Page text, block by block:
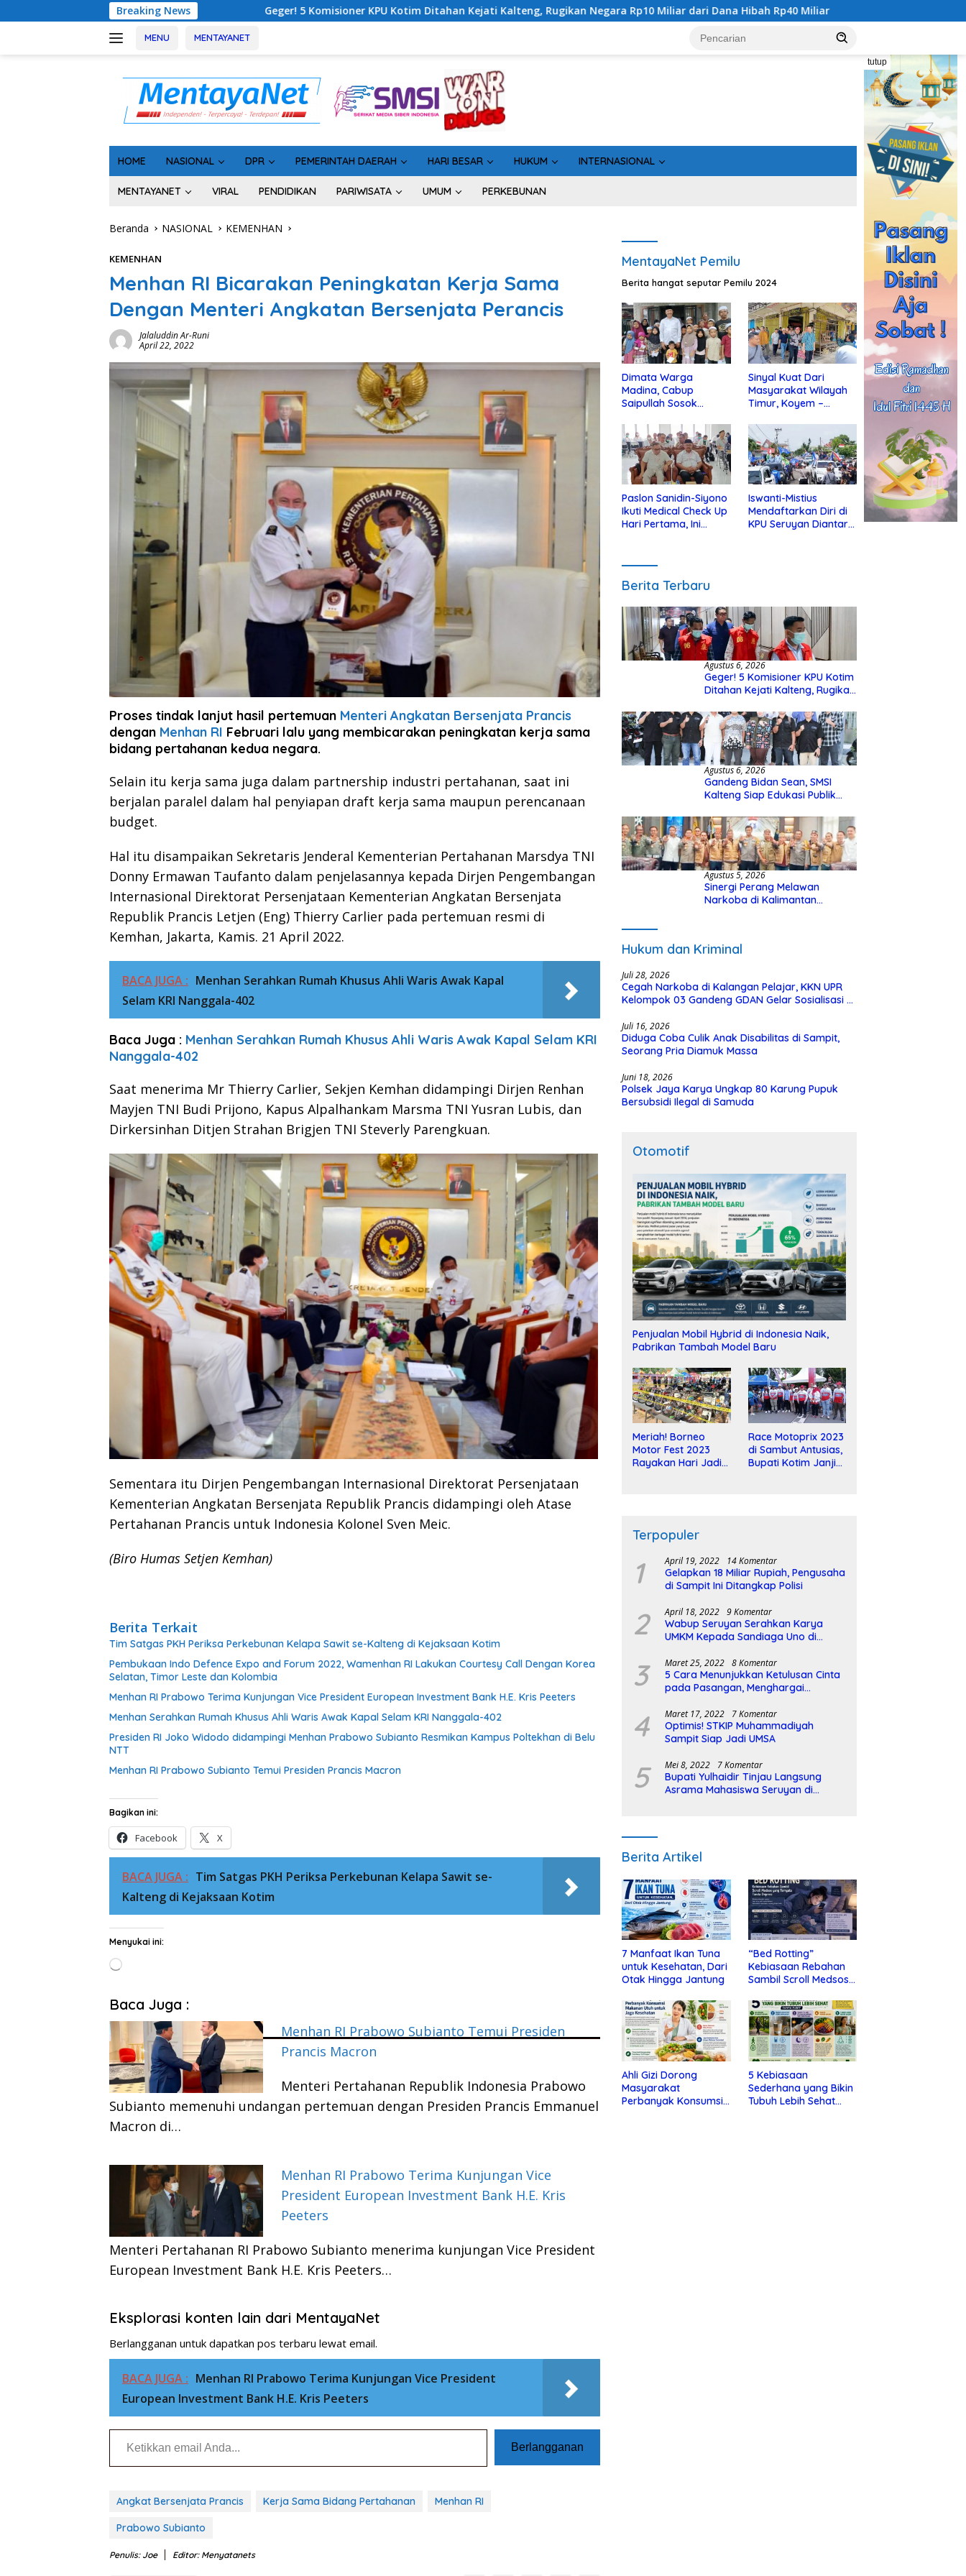
ke
Breaking News
Geger! 5 Komisioner KPU Kotim Ditahan Kejati Kalteng, Rugikan Negara Rp10 Miliar dari Dana Hibah Rp40 Miliar Gandeng Bidan Sean, SMSI Kalteng Siap Edukasi
MENU MENTAYANET
tutup
HOME NASIONAL DPR PEMERINTAH DAERAH HARI BESAR HUKUM INTERNASIONAL
MENTAYANET VIRAL PENDIDIKAN PARIWISATA UMUM PERKEBUNAN
Beranda NASIONAL KEMENHAN
KEMENHAN
Menhan RI Bicarakan Peningkatan Kerja Sama
Dengan Menteri Angkatan Bersenjata Perancis
Jalaluddin Ar-Runi
April 22, 2022
Proses tindak lanjut hasil pertemuan Menteri Angkatan Bersenjata Prancis
dengan Menhan RI Februari lalu yang membicarakan peningkatan kerja sama
bidang pertahanan kedua negara.
Selain itu kerja sama juga dalam partnership industri pertahanan, saat ini
berjalan paralel dalam hal penyiapan draft kerja sama maupun perencanaan
budget.
Hal itu disampaikan Sekretaris Jenderal Kementerian Pertahanan Marsdya TNI
Donny Ermawan Taufanto dalam penjelasannya kepada Dirjen Pengembangan
Internasional Direktorat Persenjataan Kementerian Angkatan Bersenjata
Republik Prancis Letjen (Eng) Thierry Carlier pada pertemuan resmi di
Kemhan, Jakarta, Kamis. 21 April 2022.
BACA JUGA : Menhan Serahkan Rumah Khusus Ahli Waris Awak Kapal
Selam KRI Nanggala-402
Baca Juga : Menhan Serahkan Rumah Khusus Ahli Waris Awak Kapal Selam KRI
Nanggala-402
Saat menerima Mr Thierry Carlier, Sekjen Kemhan didampingi Dirjen Renhan
Mayjen TNI Budi Prijono, Kapus Alpalhankam Marsma TNI Yusran Lubis, dan
Dirkersinhan Ditjen Strahan Brigjen TNI Steverly Parengkuan.
Sementara itu Dirjen Pengembangan Internasional Direktorat Persenjataan
Kementerian Angkatan Bersenjata Republik Prancis didampingi oleh Atase
Pertahanan Prancis untuk Indonesia Kolonel Sven Meic.
(Biro Humas Setjen Kemhan)
Berita Terkait
Tim Satgas PKH Periksa Perkebunan Kelapa Sawit se-Kalteng di Kejaksaan Kotim
Pembukaan Indo Defence Expo and Forum 2022, Wamenhan RI Lakukan Courtesy Call Dengan Korea
Selatan, Timor Leste dan Kolombia
Menhan RI Prabowo Terima Kunjungan Vice President European Investment Bank H.E. Kris Peeters
Menhan Serahkan Rumah Khusus Ahli Waris Awak Kapal Selam KRI Nanggala-402
Presiden RI Joko Widodo didampingi Menhan Prabowo Subianto Resmikan Kampus Poltekhan di Belu
NTT
Menhan RI Prabowo Subianto Temui Presiden Prancis Macron
Bagikan ini:
Facebook X
BACA JUGA : Tim Satgas PKH Periksa Perkebunan Kelapa Sawit se-
Kalteng di Kejaksaan Kotim
Menyukai ini:
Memuat...
Baca Juga :
Menhan RI Prabowo Subianto Temui Presiden
Prancis Macron
Menteri Pertahanan Republik Indonesia Prabowo
Subianto memenuhi undangan pertemuan dengan Presiden Prancis Emmanuel
Macron di…
Menhan RI Prabowo Terima Kunjungan Vice
President European Investment Bank H.E. Kris
Peeters
Menteri Pertahanan RI Prabowo Subianto menerima kunjungan Vice President
European Investment Bank H.E. Kris Peeters…
Eksplorasi konten lain dari MentayaNet
Berlangganan untuk dapatkan pos terbaru lewat email.
BACA JUGA : Menhan RI Prabowo Terima Kunjungan Vice President
European Investment Bank H.E. Kris Peeters
Ketikkan email Anda...
Berlangganan
Angkat Bersenjata Prancis Kerja Sama Bidang Pertahanan Menhan RI
Prabowo Subianto
Penulis: Joe Editor: Menyatanets
MentayaNet Pemilu
Berita hangat seputar Pemilu 2024
Dimata Warga
Madina, Cabup
Saipullah Sosok
Anak Yatim
Sinyal Kuat Dari
Masyarakat Wilayah
Timur, Koyem –
di Kotim
Paslon Sanidin-Siyono
Ikuti Medical Check Up
Hari Pertama, Ini
Iswanti-Mistius
Mendaftarkan Diri di
KPU Seruyan Diantar
Berita Terbaru
Agustus 6, 2026
Geger! 5 Komisioner KPU Kotim
Ditahan Kejati Kalteng, Rugikan
Hibah Rp40 Miliar
Agustus 6, 2026
Gandeng Bidan Sean, SMSI
Kalteng Siap Edukasi Publik
Agustus 5, 2026
Sinergi Perang Melawan
Narkoba di Kalimantan
Hukum dan Kriminal
Juli 28, 2026
Cegah Narkoba di Kalangan Pelajar, KKN UPR
Kelompok 03 Gandeng GDAN Gelar Sosialisasi di
Juli 16, 2026
Diduga Coba Culik Anak Disabilitas di Sampit,
Seorang Pria Diamuk Massa
Juni 18, 2026
Polsek Jaya Karya Ungkap 80 Karung Pupuk
Bersubsidi Ilegal di Samuda
Otomotif
Penjualan Mobil Hybrid di Indonesia Naik,
Pabrikan Tambah Model Baru
Meriah! Borneo
Motor Fest 2023
Rayakan Hari Jadi
Race Motoprix 2023
di Sambut Antusias,
Bupati Kotim Janji
Terpopuler
1 April 19, 2022 14 Komentar
Gelapkan 18 Miliar Rupiah, Pengusaha
di Sampit Ini Ditangkap Polisi
2 April 18, 2022 9 Komentar
Wabup Seruyan Serahkan Karya
UMKM Kepada Sandiaga Uno di
3 Maret 25, 2022 8 Komentar
5 Cara Menunjukkan Ketulusan Cinta
pada Pasangan, Menghargai
4 Maret 17, 2022 7 Komentar
Optimis! STKIP Muhammadiyah
Sampit Siap Jadi UMSA
5 Mei 8, 2022 7 Komentar
Bupati Yulhaidir Tinjau Langsung
Asrama Mahasiswa Seruyan di
Berita Artikel
7 Manfaat Ikan Tuna
untuk Kesehatan, Dari
Otak Hingga Jantung
“Bed Rotting”
Kebiasaan Rebahan
Sambil Scroll Medsos
Depresi
Ahli Gizi Dorong
Masyarakat
Perbanyak Konsumsi
5 Kebiasaan
Sederhana yang Bikin
Tubuh Lebih Sehat